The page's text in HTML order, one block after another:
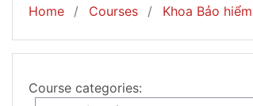
Home Courses Khoa Bảo hiểm
Course categories: